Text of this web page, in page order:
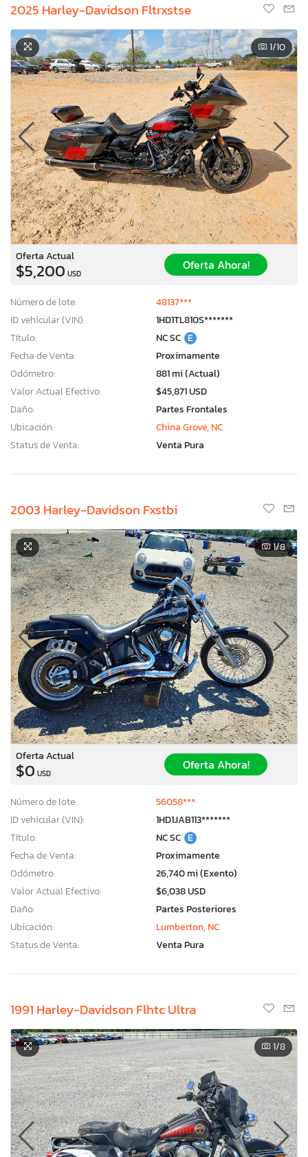
2025 Harley-Davidson Fltrxstse
1/10
Oferta Actual
$5,200 USD
Oferta Ahora!
Número de lote:
48137***
ID vehicular (VIN):
1HD1TL810S*******
Título:
NC SC E
Fecha de Venta:
Proximamente
Odómetro:
881 mi (Actual)
Valor Actual Efectivo:
$45,871 USD
Daño:
Partes Frontales
Ubicación:
China Grove, NC
Status de Venta:
Venta Pura
2003 Harley-Davidson Fxstbi
1/8
Oferta Actual
$0 USD
Oferta Ahora!
Número de lote:
56058***
ID vehicular (VIN):
1HD1JAB113*******
Título:
NC SC E
Fecha de Venta:
Proximamente
Odómetro:
26,740 mi (Exento)
Valor Actual Efectivo:
$6,038 USD
Daño:
Partes Posteriores
Ubicación:
Lumberton, NC
Status de Venta:
Venta Pura
1991 Harley-Davidson Flhtc Ultra
1/8